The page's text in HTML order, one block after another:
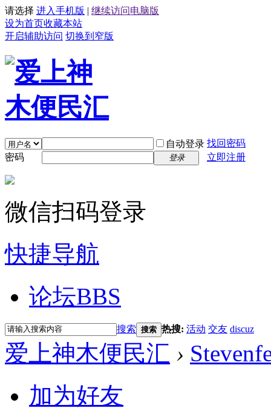
请选择 进入手机版 | 继续访问电脑版
设为首页收藏本站
开启辅助访问 切换到窄版
自动登录 找回密码
密码
登录 立即注册
微信扫码登录
快捷导航
论坛BBS
搜索 搜索 热搜: 活动 交友 discuz
爱上神木便民汇 ›
加为好友